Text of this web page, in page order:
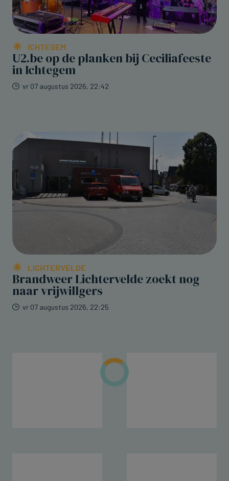
ICHTEGEM
U2.be op de planken bij Ceciliafeeste
in Ichtegem
vr 07 augustus 2026, 22:42
LICHTERVELDE
Brandweer Lichtervelde zoekt nog
naar vrijwillgers
vr 07 augustus 2026, 22:25